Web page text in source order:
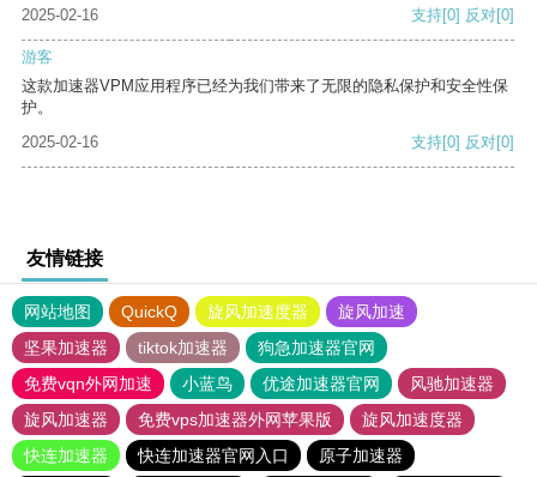
2025-02-16 支持[0] 反对[0]
游客
这款加速器VPM应用程序已经为我们带来了无限的隐私保护和安全性保
护。
2025-02-16
支持[0] 反对[0]
友情链接
网站地图 QuickQ 旋风加速度器
旋风加速
坚果加速器
tiktok加速器
狗急加速器官网
免费vqn外网加速
小蓝鸟 优途加速器官网
风驰加速器
旋风加速器
免费vps加速器外网苹果版
旋风加速度器
快连加速器
快连加速器官网入口 原子加速器